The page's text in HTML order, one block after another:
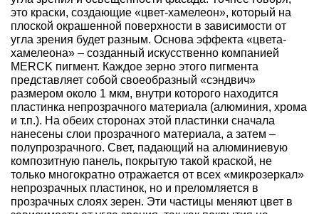
это краски, создающие «цвет-хамелеон», который на
плоской окрашенной поверхности в зависимости от
угла зрения будет разным. Основа эффекта «цвета-
хамелеона» – созданный искусственно компанией
MERCK пигмент. Каждое зерно этого пигмента
представляет собой своеобразный «сэндвич»
размером около 1 мкм, внутри которого находится
пластинка непрозрачного материала (алюминия, хрома
и т.п.). На обеих сторонах этой пластинки сначала
нанесены слои прозрачного материала, а затем –
полупрозрачного. Свет, падающий на алюминиевую
композитную панель, покрытую такой краской, не
только многократно отражается от всех «микрозеркал»
непрозрачных пластинок, но и преломляется в
прозрачных слоях зерен. Эти частицы меняют цвет в